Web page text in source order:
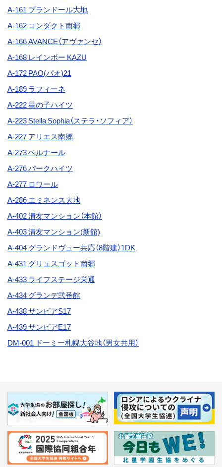
A-161 プランドール大地
A-162 コンダクト南郷
A-166 AVANCE（アヴァンセ）
A-168 レインボー KAZU
A-172PAO(パオ)21
A-189 ラフィーネ
A-222星の子ハイツ
A-223 Stella Sophia（ステラ・ソフィア）
A-227 アリエス南郷
A-273ベルナール
A-276パークハイツ
A-277 ロワール
A-286 エミネンス大地
A-402 清友マンション（本館）
A-403清友マンション(新館)
A-404 グランドヴュー共応（8階建）1DK
A-431 グリュスゴット南郷
A-433 ライフステージ栄通
A-434 グランデ弐番館
A-438サンピアS17
A-439 サンピアE17
DM-001 ドーミー札幌大谷地（男女共用）